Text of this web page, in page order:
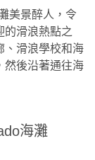
美景醉人，令
的滑浪熱點之
、滑浪學校和海
然後沿著通往海
海灘